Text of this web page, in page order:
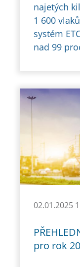
najetých
1 600
systém
nad 99
02.01.2025
pro rok